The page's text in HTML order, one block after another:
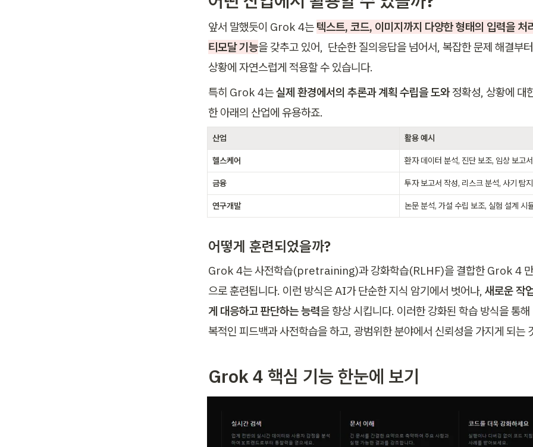
앞서 말했듯이 Grok 4는 텍스트, 코드, 이미지까지 다양한 형태의 입력을 처
티모달 기능을 갖추고 있어,  단순한 질의응답을 넘어서, 복잡한 문제 해결부
상황에 자연스럽게 적용할 수 있습니다.
특히 Grok 4는 실제 환경에서의 추론과 계획 수립을 도와 정확성, 상황에 대
한 아래의 산업에 유용하죠.
산업 활용 예시
헬스케어 환자 데이터 분석, 진단 보조, 임상 보고
금융 투자 보고서 작성, 리스크 분석, 사기 탐
연구개발 논문 분석, 가설 수립 보조, 실험 설계 시
어떻게 훈련되었을까?
Grok 4는 사전학습(pretraining)과 강화학습(RLHF)을 결합한 Grok 4 만
으로 훈련됩니다. 이런 방식은 AI가 단순한 지식 암기에서 벗어나, 새로운 작
게 대응하고 판단하는 능력을 향상 시킵니다. 이러한 강화된 학습 방식을 통
복적인 피드백과 사전학습을 하고, 광범위한 분야에서 신뢰성을 가지게 되는
Grok 4 핵심 기능 한눈에 보기